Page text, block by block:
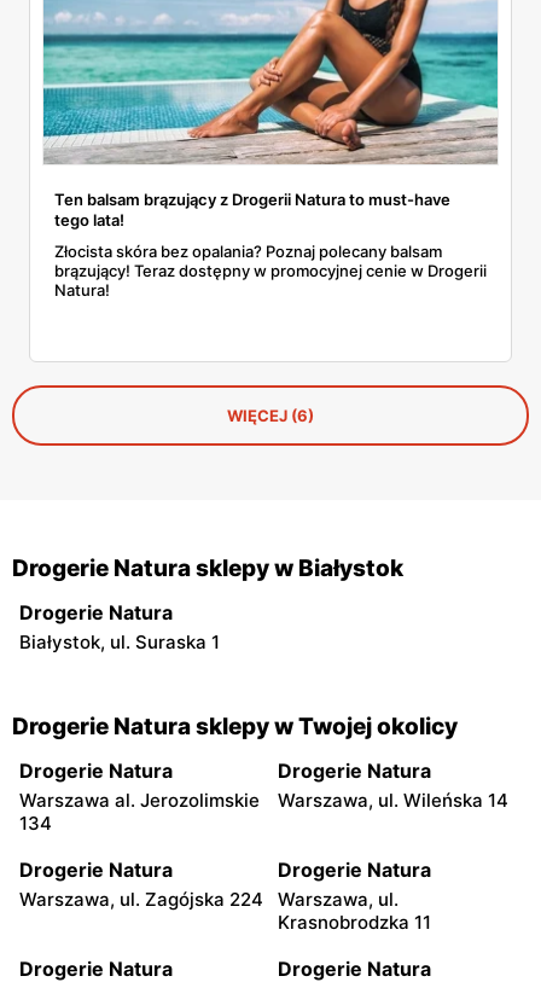
Ten balsam brązujący z Drogerii Natura to must-have
tego lata!
Złocista skóra bez opalania? Poznaj polecany balsam
brązujący! Teraz dostępny w promocyjnej cenie w Drogerii
Natura!
WIĘCEJ (6)
Drogerie Natura sklepy w Białystok
Drogerie Natura
Białystok, ul. Suraska 1
Drogerie Natura sklepy w Twojej okolicy
Drogerie Natura
Warszawa al. Jerozolimskie
134
Drogerie Natura
Warszawa, ul. Wileńska 14
Drogerie Natura
Warszawa, ul. Zagójska 224
Drogerie Natura
Warszawa, ul.
Krasnobrodzka 11
Drogerie Natura Drogerie Natura